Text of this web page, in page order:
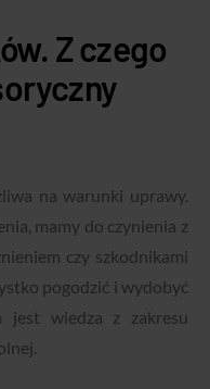
Z czego
na warunki uprawy.
mamy do czynienia z
czy szkodnikami
pogodzić i wydobyć
jest wiedza z zakresu